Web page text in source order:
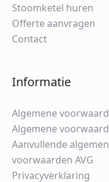
Stoomketel huren
Offerte aanvragen
Contact
Informatie
Algemene
Algemene
Aanvullende
voorwaarden AVG
Privacyverklaring